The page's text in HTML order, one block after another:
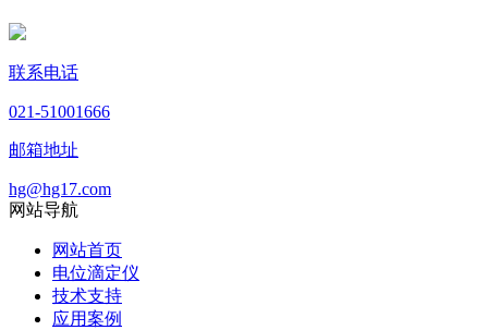
联系电话
021-51001666
邮箱地址
hg@hg17.com
网站导航
网站首页
电位滴定仪
技术支持
应用案例